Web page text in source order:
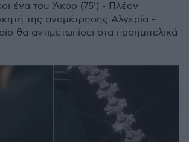
ένα του Άκορ (75') - Πλέον
της αναμέτρησης Αλγερία -
θα αντιμετωπίσει στα προημιτελικά